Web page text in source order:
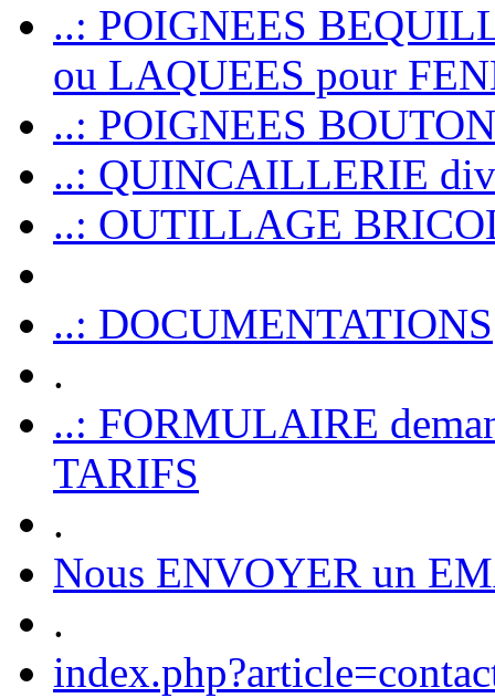
..: POIGNEES
ou LAQUEES pour
..: POIGNEES
..: QUINCAILLERIE
..: OUTILLAGE
..: DOCUMENTATIONS
.
..: FORMULAIRE
TARIFS
.
Nous ENVOYER un
.